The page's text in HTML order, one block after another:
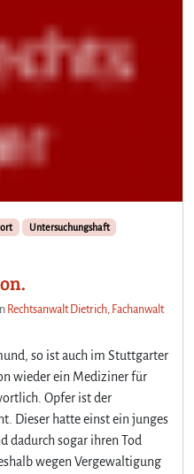
Untersuchungshaft
Rechtsanwalt Dietrich, Fachanwalt
so ist auch im Stuttgarter
wieder ein Mediziner für
Opfer ist der
Dieser hatte einst ein junges
dadurch sogar ihren Tod
wegen Vergewaltigung